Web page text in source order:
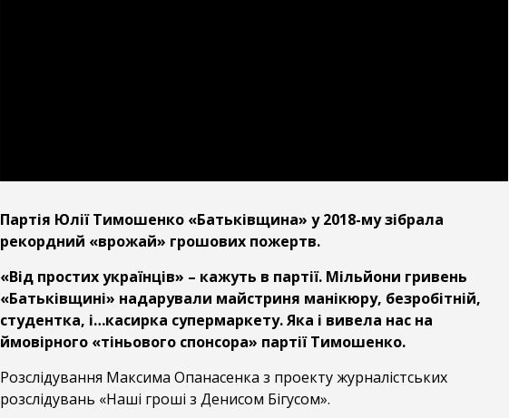
Партія Юлії Тимошенко «Батьківщина» у 2018-му зібрала
рекордний «врожай» грошових пожертв.
«Від простих українців» – кажуть в партії. Мільйони гривень
«Батьківщині» надарували майстриня манікюру, безробітній,
студентка, і…касирка супермаркету. Яка і вивела нас на
ймовірного «тіньового спонсора» партії Тимошенко.
Розслідування Максима Опанасенка з проекту журналістських
розслідувань «Наші гроші з Денисом Бігусом».